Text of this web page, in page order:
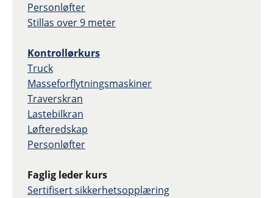
Personløfter
Stillas over 9 meter
Kontrollørkurs
Truck
Masseforflytningsmaskiner
Traverskran
Lastebilkran
Løfteredskap
Personløfter
Faglig leder kurs
Sertifisert sikkerhetsopplæring